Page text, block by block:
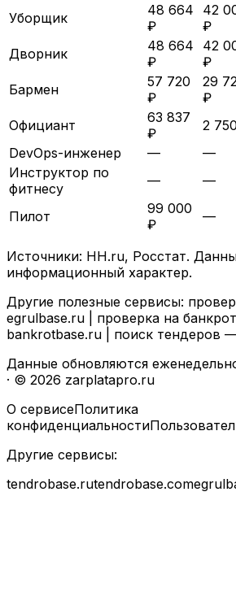
Уборщик
48 664
₽
42
₽
Дворник
48 664
₽
42
₽
Бармен
57 720
₽
29
₽
Официант
63 837
₽
2
DevOps-инженер
— —
Инструктор по
фитнесу
— —
Пилот
99 000
₽
—
Источники: HH.ru, Росстат.
информационный характер.
Другие полезные сервисы:
egrulbase.ru | проверка на
bankrotbase.ru | поиск тендеров
Данные обновляются
· © 2026 zarplatapro.ru
О сервисеПолитика
конфиденциальности
Другие сервисы:
tendrobase.rutendrobase.com